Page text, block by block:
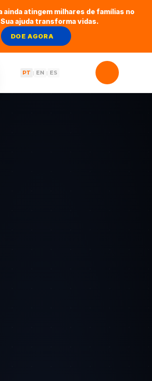
ainda atingem milhares de famílias no
ajuda transforma vidas.
DOE AGORA
PT | EN | ES